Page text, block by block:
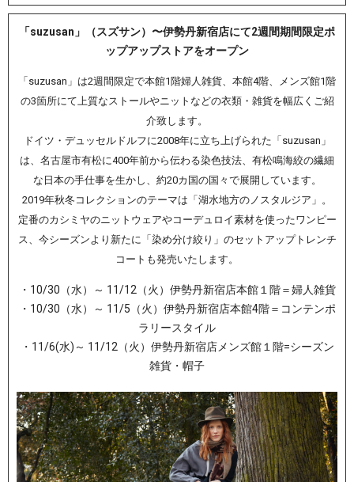
「suzusan」（スズサン）〜伊勢丹新宿店にて2週間期間限定ポ
ップアップストアをオープン
「suzusan」は2週間限定で本館1階婦人雑貨、本館4階、メンズ館1階
の3箇所にて上質なストールやニットなどの衣類・雑貨を幅広くご紹
介致します。
ドイツ・デュッセルドルフに2008年に立ち上げられた「suzusan」
は、名古屋市有松に400年前から伝わる染色技法、有松鳴海絞の繊細
な日本の手仕事を生かし、約20カ国の国々で展開しています。
2019年秋冬コレクションのテーマは「湖水地方のノスタルジア」。
定番のカシミヤのニットウェアやコーデュロイ素材を使ったワンピー
ス、今シーズンより新たに「染め分け絞り」のセットアップトレンチ
コートも発売いたします。
・10/30（水）～ 11/12（火）伊勢丹新宿店本館１階＝婦人雑貨
・10/30（水）～ 11/5（火）伊勢丹新宿店本館4階＝コンテンポ
ラリースタイル
・11/6(水)～ 11/12（火）伊勢丹新宿店メンズ館１階=シーズン
雑貨・帽子